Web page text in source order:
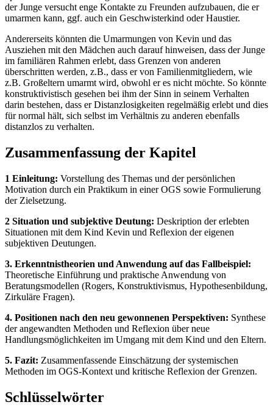
der Junge versucht enge Kontakte zu Freunden aufzubauen, die er
umarmen kann, ggf. auch ein Geschwisterkind oder Haustier.
Andererseits könnten die Umarmungen von Kevin und das
Ausziehen mit den Mädchen auch darauf hinweisen, dass der Junge
im familiären Rahmen erlebt, dass Grenzen von anderen
überschritten werden, z.B., dass er von Familienmitgliedern, wie
z.B. Großeltern umarmt wird, obwohl er es nicht möchte. So könnte
konstruktivistisch gesehen bei ihm der Sinn in seinem Verhalten
darin bestehen, dass er Distanzlosigkeiten regelmäßig erlebt und dies
für normal hält, sich selbst im Verhältnis zu anderen ebenfalls
distanzlos zu verhalten.
Zusammenfassung der Kapitel
1 Einleitung: Vorstellung des Themas und der persönlichen
Motivation durch ein Praktikum in einer OGS sowie Formulierung
der Zielsetzung.
2 Situation und subjektive Deutung: Deskription der erlebten
Situationen mit dem Kind Kevin und Reflexion der eigenen
subjektiven Deutungen.
3. Erkenntnistheorien und Anwendung auf das Fallbeispiel:
Theoretische Einführung und praktische Anwendung von
Beratungsmodellen (Rogers, Konstruktivismus, Hypothesenbildung,
Zirkuläre Fragen).
4. Positionen nach den neu gewonnenen Perspektiven: Synthese
der angewandten Methoden und Reflexion über neue
Handlungsmöglichkeiten im Umgang mit dem Kind und den Eltern.
5. Fazit: Zusammenfassende Einschätzung der systemischen
Methoden im OGS-Kontext und kritische Reflexion der Grenzen.
Schlüsselwörter